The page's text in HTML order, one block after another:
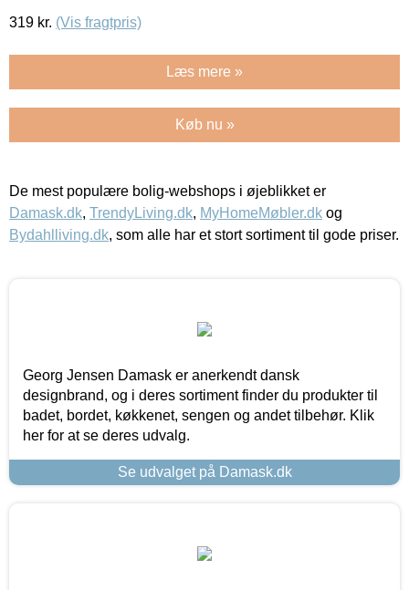
319 kr. (Vis fragtpris)
Læs mere »
Køb nu »
De mest populære bolig-webshops i øjeblikket er
Damask.dk, TrendyLiving.dk, MyHomeMøbler.dk og
Bydahlliving.dk, som alle har et stort sortiment til gode priser.
Georg Jensen Damask er anerkendt dansk
designbrand, og i deres sortiment finder du produkter til
badet, bordet, køkkenet, sengen og andet tilbehør. Klik
her for at se deres udvalg.
Se udvalget på Damask.dk